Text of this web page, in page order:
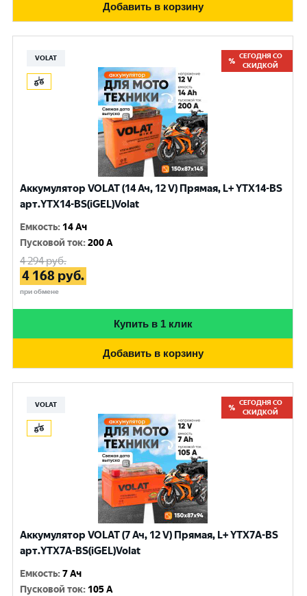
Добавить в корзину
VOLAT
СЕГОДНЯ СО
СКИДКОЙ
Аккумулятор VOLAT (14 Ач, 12 V) Прямая, L+ YTX14-BS
арт.YTX14-BS(iGEL)Volat
Емкость: 14 Ач
Пусковой ток:200 A
4 294руб.
4 168 руб.
при обмене
Купить в 1 клик
Добавить в корзину
VOLAT
СЕГОДНЯ СО
СКИДКОЙ
Аккумулятор VOLAT (7 Ач, 12 V) Прямая, L+ YTX7A-BS
арт.YTX7A-BS(iGEL)Volat
Емкость:7 Ач
Пусковой ток: 105 A